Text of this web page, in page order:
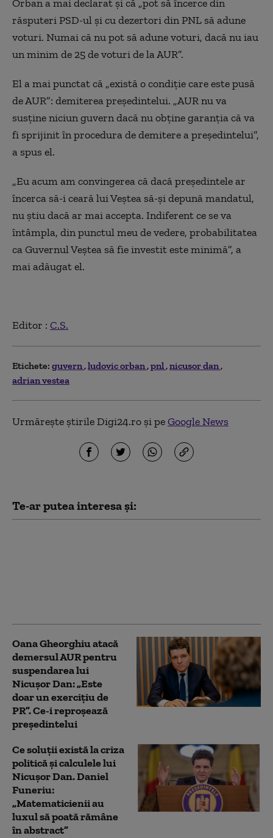
Orban a mai declarat și că „pot să încerce din
răsputeri PSD-ul și cu dezertori din PNL să adune
voturi. Numai că nu pot să adune voturi, dacă nu iau
un minim de 25 de voturi de la AUR”.
El a mai punctat că „există o condiție care este pusă
de AUR”: demiterea președintelui. „AUR nu va
susține niciun guvern dacă nu obține garanția că va
fi sprijinit în procedura de demitere a președintelui”,
a spus el.
„Eu acum am convingerea că dacă președintele ar
încerca să-i ceară lui Veștea să-și depună mandatul,
nu știu dacă ar mai accepta. Indiferent ce se va
întâmpla, din punctul meu de vedere, probabilitatea
ca Guvernul Veștea să fie investit este minimă”, a
mai adăugat el.
Editor : C.S.
Etichete: guvern ludovic orban pnl nicusor dan
adrian vestea
Urmărește știrile Digi24.ro și peGoogle News
Te-ar putea interesa și:
Oana Gheorghiu atacă
demersul AUR pentru
suspendarea lui
Nicușor Dan: „Este
doar un exercițiu de
PR”. Ce-i reproșează
președintelui
Ce soluții există la criza
politică și calculele lui
Nicușor Dan. Daniel
Funeriu:
„Matematicienii au
luxul să poată rămâne
în abstract”